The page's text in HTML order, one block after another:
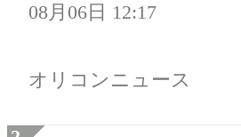
08月06日 12:17
オリコンニュース